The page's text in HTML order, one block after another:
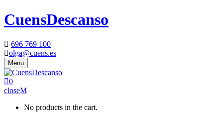
CuensDescanso
696 769 100
olga@cuens.es
Menu
0
close
No products in the cart.